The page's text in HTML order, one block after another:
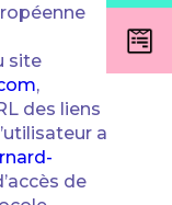
site
,
des liens
a
de